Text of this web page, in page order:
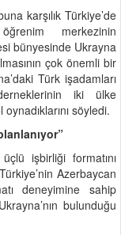
karşılık Türkiye’de
merkezinin
bünyesinde Ukrayna
çok önemli bir
Türk işadamları
iki ülke
söyledi.
işbirliği formatını
Azerbaycan
deneyimine sahip
bulunduğu